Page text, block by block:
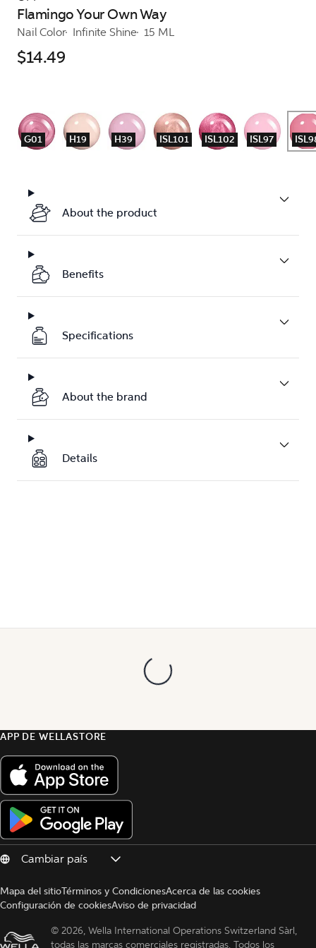
Flamingo Your Own Way
Nail Color Infinite Shine 15 ML
$14.49
G01 H19 H39 ISL101 ISL102 ISL97
About the product
Benefits
Specifications
About the brand
Details
APP DE WELLASTORE
Mapa del sitioTérminos y CondicionesAcerca de las cookies
Configuración de cookiesAviso de privacidad
© 2026, Wella International Operations Switzerland Sàrl,
todas las marcas comerciales registradas. Todos los